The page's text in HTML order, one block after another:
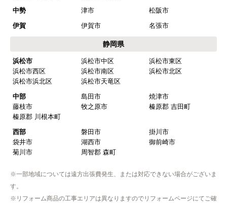
商品の梱包は必要十分なものでしたか？
【注文商品】浄水器・整水器 【注文時
期】2025年07月頃（モバイルから）
【このショップを選んだ理由は？】
近隣で安く、評判が良かったため
【注文からどのくらいで届きましたか？】
取付工事の数日前に調整して届けてくれた
作業をされた方はスムーズで親切でした
中勢
津市
松阪市
伊賀
伊賀市 名張市
静岡県
浜松市 浜松市中区
浜松市東区
浜松市西区
浜松市南区
浜松市北区
浜松市浜北区
浜松市天竜区
中部
島田市
焼津市
藤枝市
牧之原市
榛原郡 吉田町
榛原郡 川根本町
西部
磐田市
掛川市
袋井市
湖西市
御前崎市
菊川市
周智郡 森町
※一部地域については遠方出張費発生、または対応できない場合がございま
す。
※リフォーム商品の工事エリアは異なりますのでリフォームページにてご確